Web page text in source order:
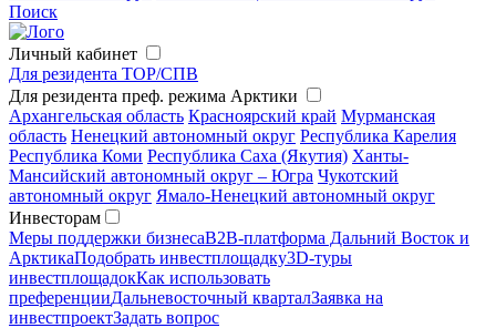
Поиск
Личный кабинет
Для резидента ТОР/СПВ
Для резидента преф. режима Арктики
Архангельская область Красноярский край Мурманская
область Ненецкий автономный округ Республика Карелия
Республика Коми Республика Саха (Якутия) Ханты-
Мансийский автономный округ – Югра Чукотский
автономный округ Ямало-Ненецкий автономный округ
Инвесторам
Меры поддержки бизнесаB2B-платформа Дальний Восток и
АрктикаПодобрать инвестплощадку3D-туры
инвестплощадокКак использовать
преференцииДальневосточный кварталЗаявка на
инвестпроектЗадать вопрос